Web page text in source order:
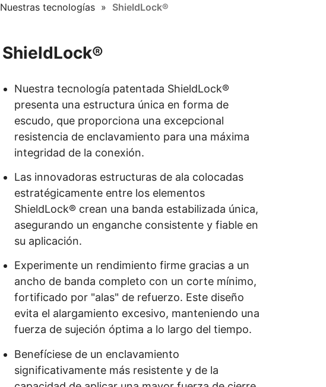
Nuestras tecnologías ShieldLock®
ShieldLock®
Nuestra tecnología patentada ShieldLock®
presenta una estructura única en forma de
escudo, que proporciona una excepcional
resistencia de enclavamiento para una máxima
integridad de la conexión.
Las innovadoras estructuras de ala colocadas
estratégicamente entre los elementos
ShieldLock® crean una banda estabilizada única,
asegurando un enganche consistente y fiable en
su aplicación.
Experimente un rendimiento firme gracias a un
ancho de banda completo con un corte mínimo,
fortificado por "alas" de refuerzo. Este diseño
evita el alargamiento excesivo, manteniendo una
fuerza de sujeción óptima a lo largo del tiempo.
Benefíciese de un enclavamiento
significativamente más resistente y de la